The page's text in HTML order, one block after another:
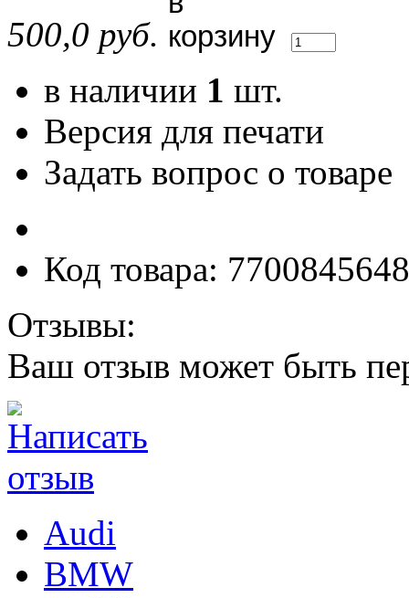
500,0 руб.
в наличии 1 шт.
Версия для печати
Задать вопрос о товаре
Код товара: 7700845648
Отзывы:
Ваш отзыв может быть
Audi
BMW